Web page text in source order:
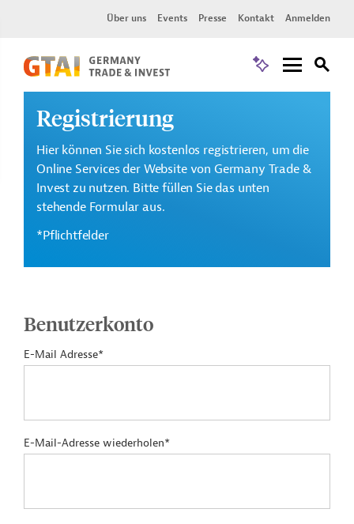
Über uns Events Presse Kontakt Anmelden
Registrierung
Hier können Sie sich kostenlos registrieren, um die
Online Services der Website von Germany Trade &
Invest zu nutzen. Bitte füllen Sie das unten
stehende Formular aus.
*Pflichtfelder
Benutzerkonto
E-Mail Adresse*
E-Mail-Adresse wiederholen*